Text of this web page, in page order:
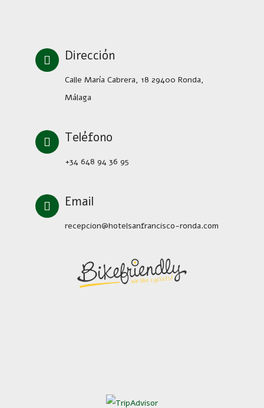
Dirección
Calle María Cabrera, 18 29400 Ronda,
Málaga
Teléfono
+34 648 94 36 95
Email
recepcion@hotelsanfrancisco-ronda.com